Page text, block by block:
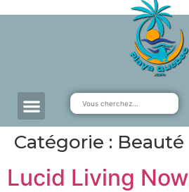
Catégorie : Beauté
Lucid Living Now